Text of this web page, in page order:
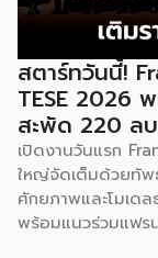
สตาร์ทวันนี้!
TESE 2026
สะพัด 220 ล
เปิดงานวันแรก
ใหญ่จัดเต็มด้วยทัพ
ศักยภาพและโมเด
พร้อมแนวร่วมแฟร